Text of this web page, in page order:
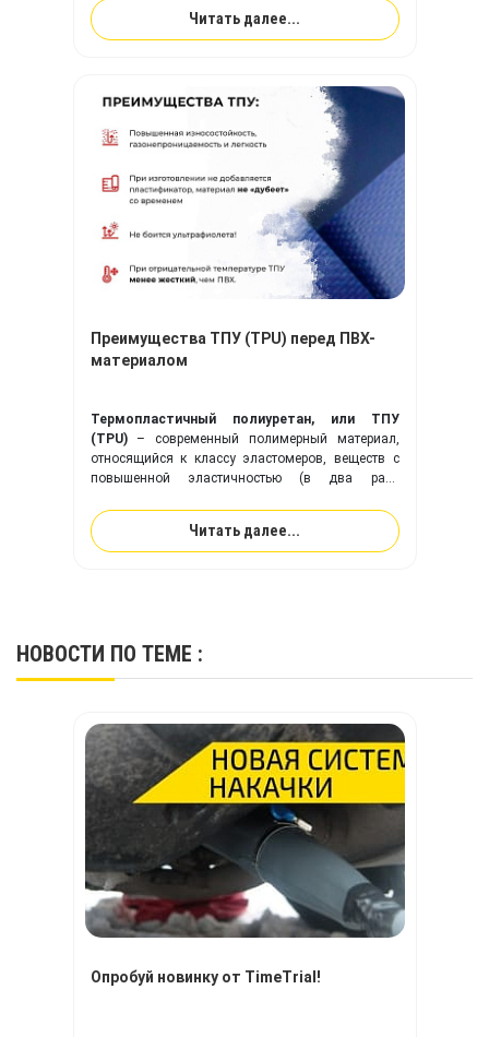
Читать далее...
Преимущества ТПУ (TPU) перед ПВХ-
материалом
Термопластичный полиуретан, или ТПУ
(TPU)– современный полимерный материал,
относящийся к классу эластомеров, веществ с
повышенной эластичностью (в два раза
идеально подходит для изготовления надувного
оборудования, и превосходит привычную ПВХ-
ткань по многим ключевым показателям.
Читать далее...
НОВОСТИ ПО ТЕМЕ :
Опробуй новинку от TimeTrial!